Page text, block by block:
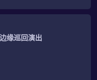
缘巡回演出